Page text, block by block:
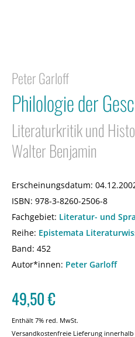
Peter Garloff
Philologie der
Literaturkritik und
Walter Benjamin
Erscheinungsdatum:
ISBN: 978-3-8260-2506-8
Fachgebiet: Literatur- und
Reihe: Epistemata
Band: 452
Autor*innen: Peter Garloff
49,50€
Enthält 7% red. MwSt.
Versandkostenfreie Lieferung